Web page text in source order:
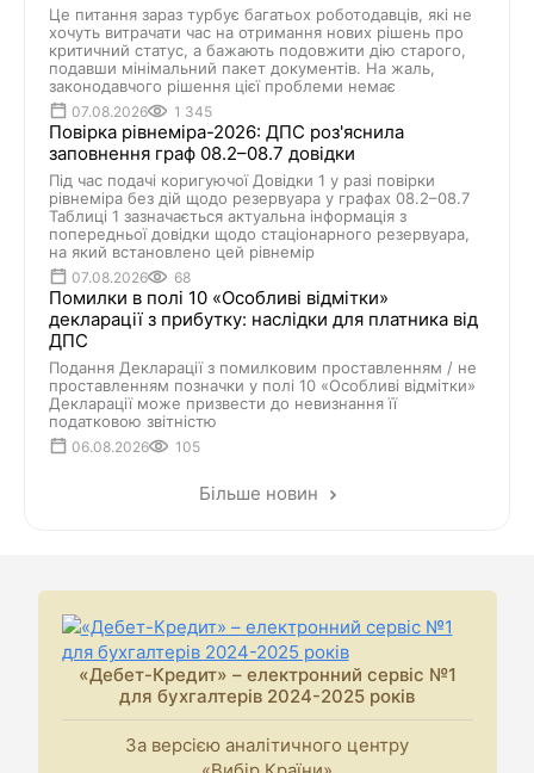
Це питання зараз турбує багатьох роботодавців, які не
хочуть витрачати час на отримання нових рішень про
критичний статус, а бажають подовжити дію старого,
подавши мінімальний пакет документів. На жаль,
законодавчого рішення цієї проблеми немає
07.08.2026 1 345
Повірка рівнеміра-2026: ДПС роз'яснила
заповнення граф 08.2–08.7 довідки
Під час подачі коригуючої Довідки 1 у разі повірки
рівнеміра без дій щодо резервуара у графах 08.2–08.7
Таблиці 1 зазначається актуальна інформація з
попередньої довідки щодо стаціонарного резервуара,
на який встановлено цей рівнемір
07.08.2026 68
Помилки в полі 10 «Особливі відмітки»
декларації з прибутку: наслідки для платника від
ДПС
Подання Декларації з помилковим проставленням / не
проставленням позначки у полі 10 «Особливі відмітки»
Декларації може призвести до невизнання її
податковою звітністю
06.08.2026 105
Більше новин
«Дебет-Кредит» – електронний сервіс №1
для бухгалтерів 2024-2025 років
За версією аналітичного центру